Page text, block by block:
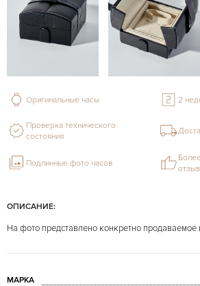
ОПИСАНИЕ:
На фото представлено конкретно продаваемое
МАРКА
Оригинальные часы 2
Проверка технического
состояния
Подлинные фото часов